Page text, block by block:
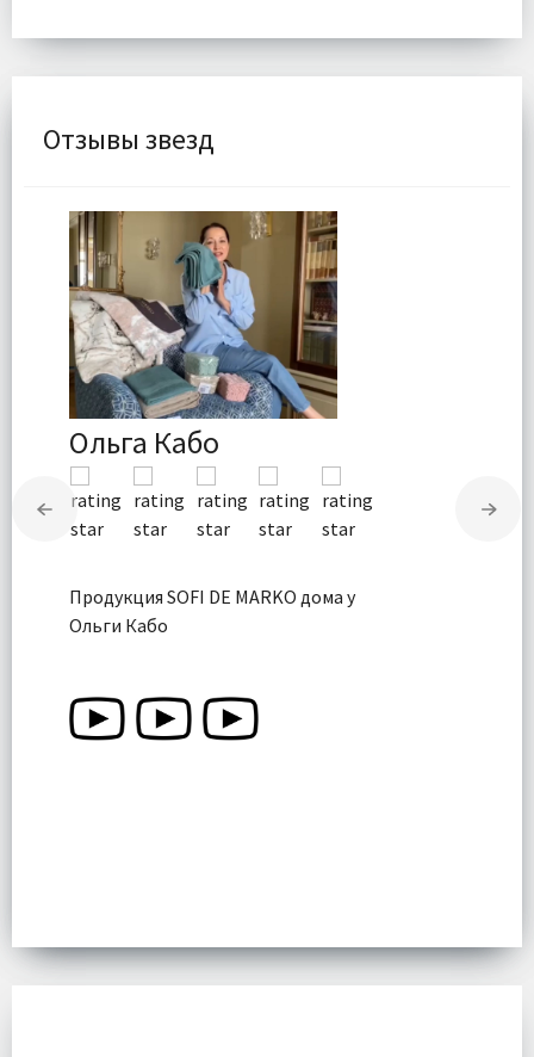
Отзывы звезд
Ольга Кабо
Продукция SOFI DE MARKO дома у
Ольги Кабо